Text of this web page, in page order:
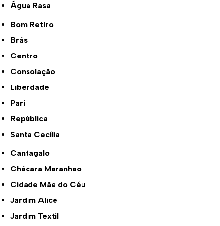
Água Rasa
Bom Retiro
Brás
Centro
Consolação
Liberdade
Pari
República
Santa Cecília
Cantagalo
Chácara Maranhão
Cidade Mãe do Céu
Jardim Alice
Jardim Textil